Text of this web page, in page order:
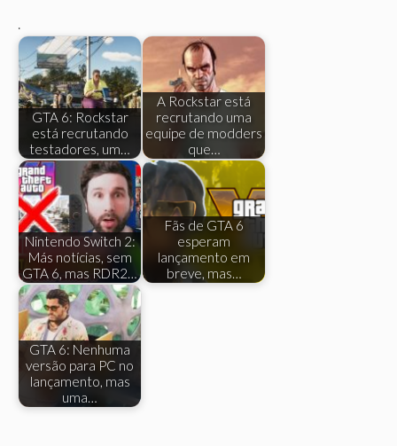
.
GTA 6: Rockstar
está recrutando
testadores, um…
A Rockstar está
recrutando uma
equipe de modders
que…
Nintendo Switch 2:
Más notícias, sem
GTA 6, mas RDR2…
Fãs de GTA 6
esperam
lançamento em
breve, mas…
GTA 6: Nenhuma
versão para PC no
lançamento, mas
uma…